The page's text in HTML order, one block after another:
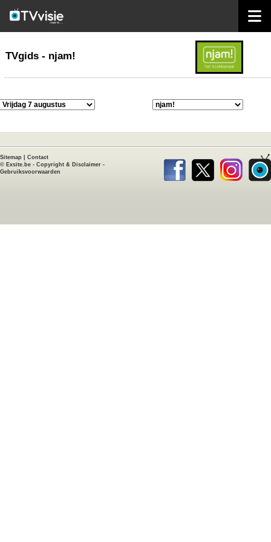
TVgids
TVgids - njam!
Sitemap
Contact
© Exsite.be - Copyright & Disclaimer -
Gebruiksvoorwaarden